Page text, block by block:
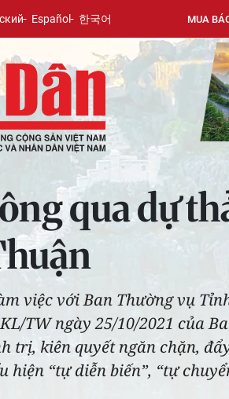
Español 한국어 MUA
qua dự
việc với Ban Thường vụ
TW ngày 25/10/2021 của
kiên quyết ngăn chặn,
“tự diễn biến”, “tự